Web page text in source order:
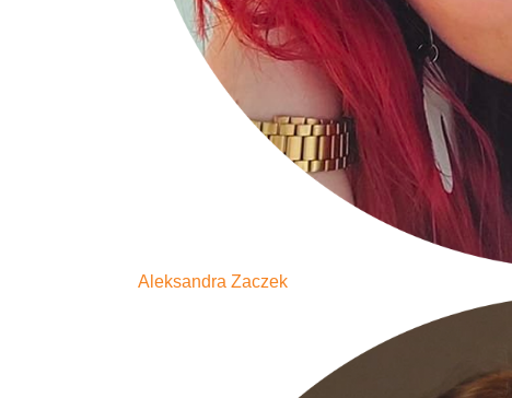
Aleksandra Zaczek